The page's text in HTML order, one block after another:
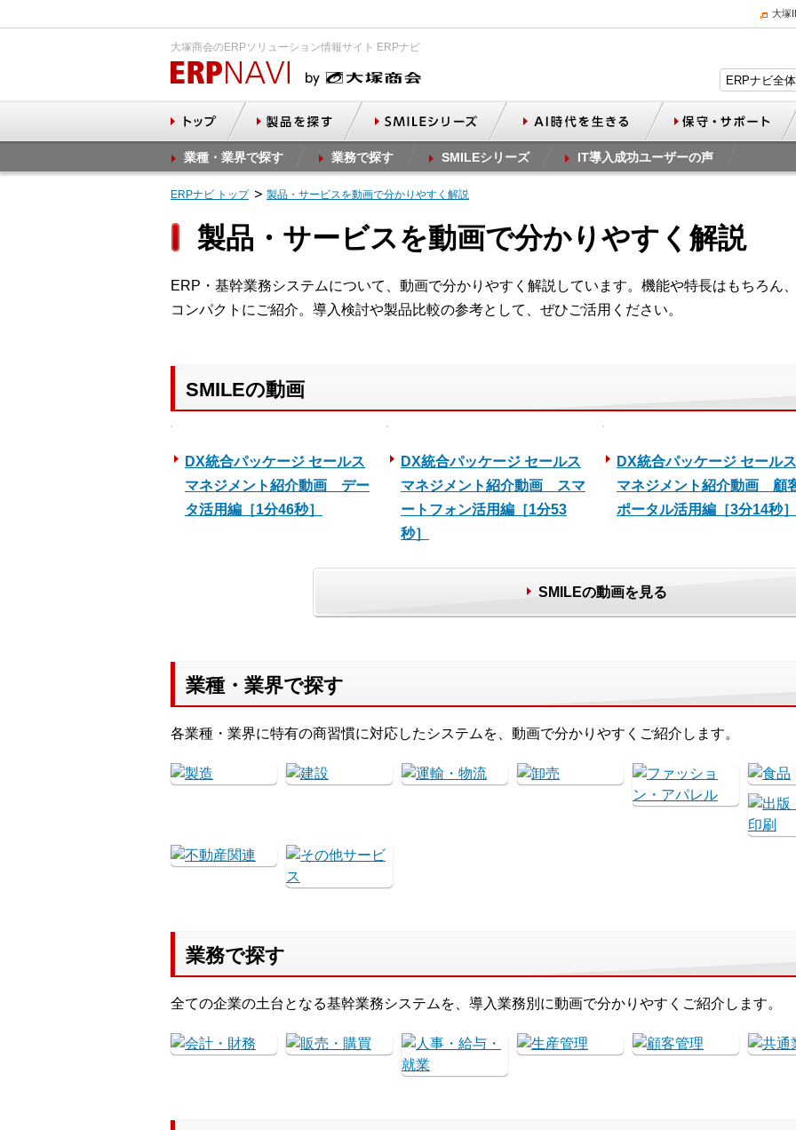
大塚
大塚商会のERPソリューション情報サイト ERPナビ
業種・業界で探す 業務で探す SMILEシリーズ IT導入成功ユーザーの声
ERPナビ トップ 製品・サービスを動画で分かりやすく解説
製品・サービスを動画で分かりやすく解説
ERP・基幹業務システムについて、動画で分かりやすく解説しています。機能や特長はもちろん
コンパクトにご紹介。導入検討や製品比較の参考として、ぜひご活用ください。
SMILEの動画
DX統合パッケージ セールス
マネジメント紹介動画 デー
タ活用編［1分46秒］
DX統合パッケージ セールス
マネジメント紹介動画 スマ
ートフォン活用編［1分53
秒］
DX統合パッケージ セールス
マネジメント紹介動画 顧
ポータル活用編［3分14秒］
SMILEの動画を見る
業種・業界で探す
各業種・業界に特有の商習慣に対応したシステムを、動画で分かりやすくご紹介します。
業務で探す
全ての企業の土台となる基幹業務システムを、導入業務別に動画で分かりやすくご紹介します。